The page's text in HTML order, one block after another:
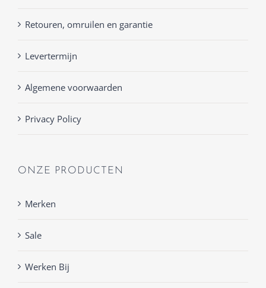
Retouren, omruilen en garantie
Levertermijn
Algemene voorwaarden
Privacy Policy
ONZE PRODUCTEN
Merken
Sale
Werken Bij